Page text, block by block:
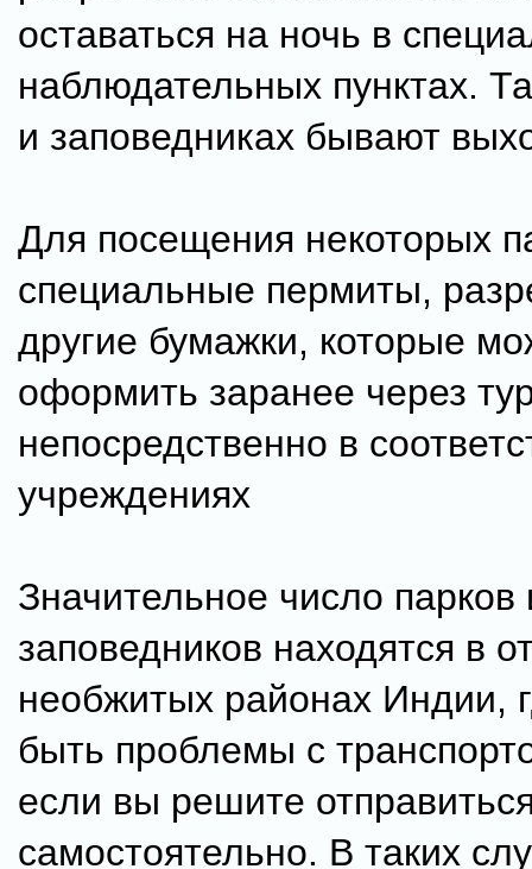
оставаться на ночь в
наблюдательных пунктах.
и заповедниках бывают
Для посещения некоторых
специальные пермиты,
другие бумажки, которые
оформить заранее через
непосредственно в
учреждениях
Значительное число парков
заповедников находятся в
необжитых районах Индии,
быть проблемы с
если вы решите
самостоятельно. В таких